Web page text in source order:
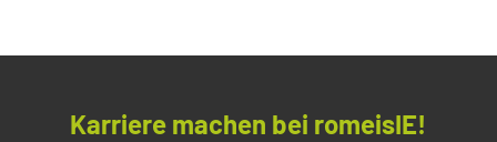
Karriere machen bei romeisIE!